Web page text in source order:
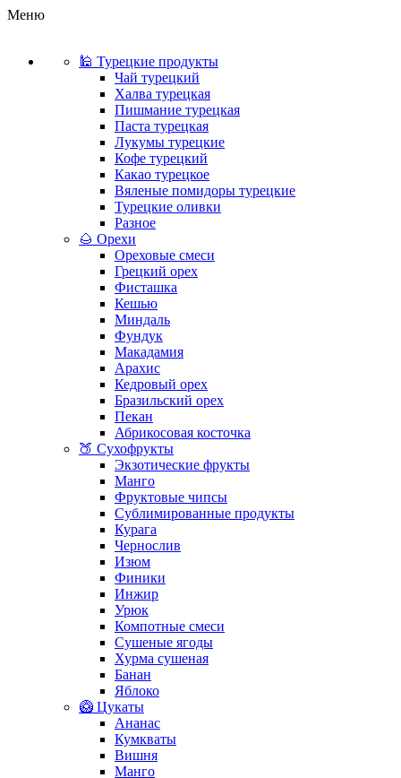
Меню
🕌 Турецкие продукты
Чай турецкий
Халва турецкая
Пишмание турецкая
Паста турецкая
Лукумы турецкие
Кофе турецкий
Какао турецкое
Вяленые помидоры турецкие
Турецкие оливки
Разное
🌰 Орехи
Ореховые смеси
Грецкий орех
Фисташка
Кешью
Миндаль
Фундук
Макадамия
Арахис
Кедровый орех
Бразильский орех
Пекан
Абрикосовая косточка
🍑 Сухофрукты
Экзотические фрукты
Манго
Фруктовые чипсы
Сублимированные продукты
Курага
Чернослив
Изюм
Финики
Инжир
Урюк
Компотные смеси
Сушеные ягоды
Хурма сушеная
Банан
Яблоко
🥝 Цукаты
Ананас
Кумкваты
Вишня
Манго